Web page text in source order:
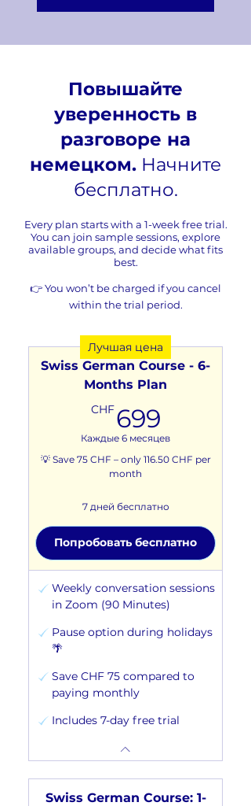
Повышайте
уверенность в
разговоре на
немецком. Начните
бесплатно.
Every plan starts with a 1-week free trial.
You can join sample sessions, explore
available groups, and decide what fits
best.
👉 You won’t be charged if you cancel
within the trial period.
Лучшая цена
Swiss German Course - 6-
Months Plan
CHF699
Каждые 6 месяцев
💡 Save 75 CHF – only 116.50 CHF per
month
7 дней бесплатно
Попробовать бесплатно
Weekly conversation sessions
in Zoom (90 Minutes)
Pause option during holidays
🌴
Save CHF 75 compared to
paying monthly
Includes 7-day free trial
Swiss German Course: 1-